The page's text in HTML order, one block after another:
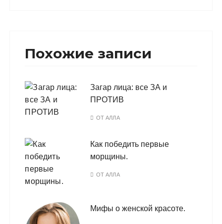
Похожие записи
Загар лица: все ЗА и
ПРОТИВ
ОТАЛЛА
Как победить первые
морщины.
ОТАЛЛА
Мифы о женской красоте.